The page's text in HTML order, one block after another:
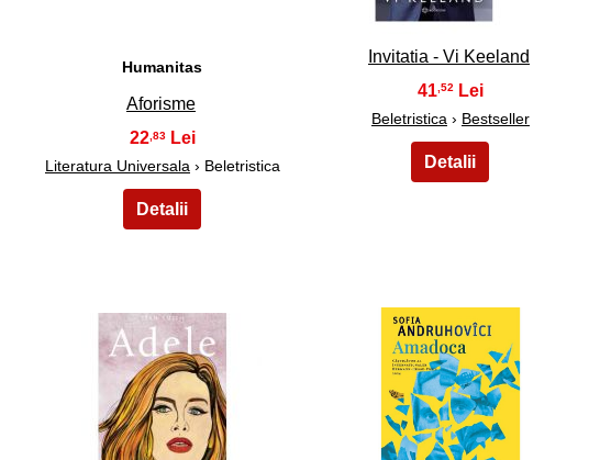
Humanitas
Aforisme
22 ,83
Literatura Universala › Beletristica
Invitatia - Vi Keeland
41,52
Beletristica › Bestseller
11 12